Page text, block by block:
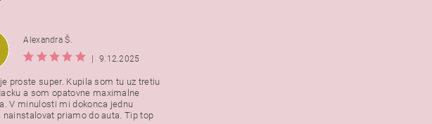
Alexandra Š.
9.12.2025
proste super. Kupila som tu uz tretiu
a som opatovne maximalne
V minulosti mi dokonca jednu
nainstalovat priamo do auta. Tip top